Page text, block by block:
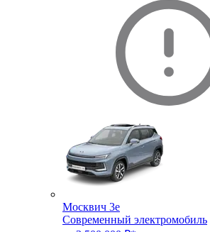
Москвич 3e
Современный электромобиль